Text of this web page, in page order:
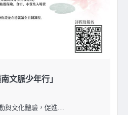
文脈少年行」
與文化體驗，促進…